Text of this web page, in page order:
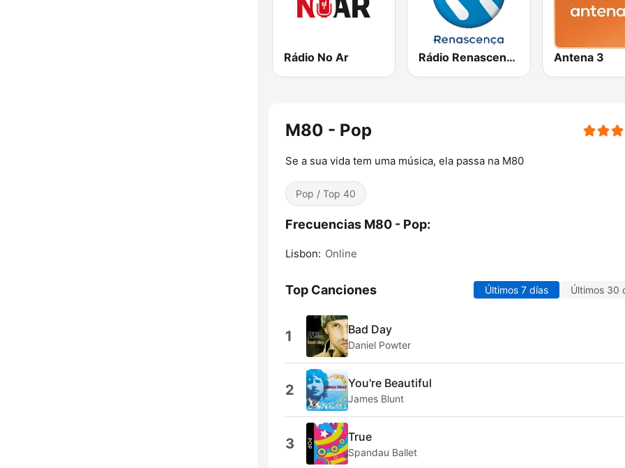
Rádio No Ar Rádio Renascença Antena 3
M80 - Pop
Se a sua vida tem uma música, ela passa na M80
Pop / Top 40
Frecuencias M80 - Pop:
Lisbon: Online
Top Canciones Últimos 7 días Últimos 30
1 Bad Day
Daniel Powter
2 You're Beautiful
James Blunt
3 True
Spandau Ballet